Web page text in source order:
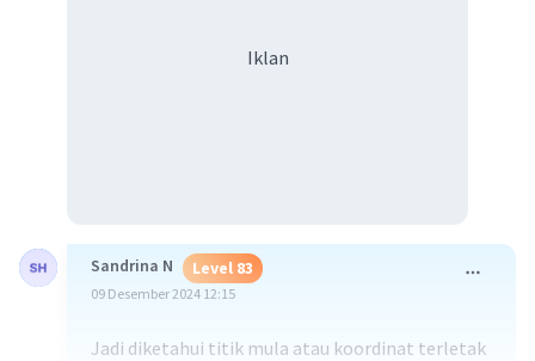
Iklan
Sandrina N Level 83
09 Desember 2024 12:15
Jadi diketahui titik mula atau koordinat terletak